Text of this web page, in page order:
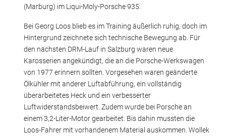
(Marburg) im Liqui-Moly-Porsche 935.
Bei Georg Loos blieb es im Training äußerlich ruhig, doch im
Hintergrund zeichnete sich technische Bewegung ab. Für
den nächsten DRM-Lauf in Salzburg waren neue
Karosserien angekündigt, die an die Porsche-Werkswagen
von 1977 erinnern sollten. Vorgesehen waren geänderte
Ölkühler mit anderer Luftabführung, ein vollständig
überarbeitetes Heck und ein verbesserter
Luftwiderstandsbeiwert. Zudem wurde bei Porsche an
einem 3,2-Liter-Motor gearbeitet. Bis dahin mussten die
Loos-Fahrer mit vorhandenem Material auskommen. Wollek